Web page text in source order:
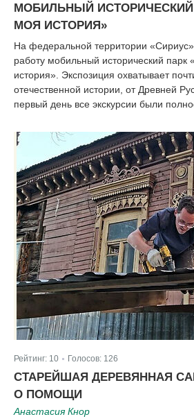
МОБИЛЬНЫЙ ИСТОРИЧЕСКИЙ
МОЯ ИСТОРИЯ»
На федеральной территории
работу мобильный исторический парк
история». Экспозиция охватывает
отечественной истории, от Древней
первый день все экскурсии были
Рейтинг: 10 Голосов: 126
СТАРЕЙШАЯ ДЕРЕВЯННАЯ
О ПОМОЩИ
Анастасия Кнор